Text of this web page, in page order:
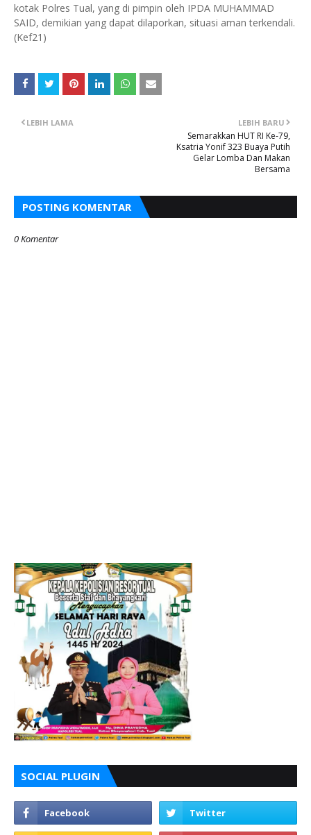
kotak Polres Tual, yang di pimpin oleh IPDA MUHAMMAD
SAID, demikian yang dapat dilaporkan, situasi aman terkendali.
(Kef21)
LEBIH BARU
Semarakkan HUT RI Ke-79,
Ksatria Yonif 323 Buaya Putih
Gelar Lomba Dan Makan
Bersama
LEBIH LAMA
POSTING KOMENTAR
0 Komentar
SOCIAL PLUGIN